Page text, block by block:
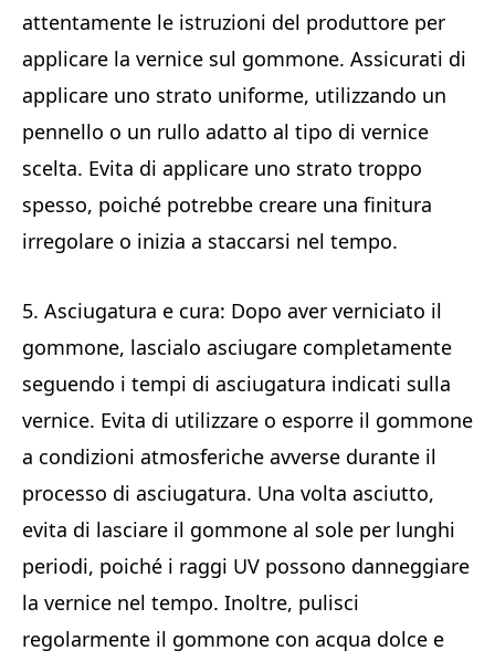
attentamente le istruzioni del produttore per
applicare la vernice sul gommone. Assicurati di
applicare uno strato uniforme, utilizzando un
pennello o un rullo adatto al tipo di vernice
scelta. Evita di applicare uno strato troppo
spesso, poiché potrebbe creare una finitura
irregolare o inizia a staccarsi nel tempo.
5. Asciugatura e cura: Dopo aver verniciato il
gommone, lascialo asciugare completamente
seguendo i tempi di asciugatura indicati sulla
vernice. Evita di utilizzare o esporre il gommone
a condizioni atmosferiche avverse durante il
processo di asciugatura. Una volta asciutto,
evita di lasciare il gommone al sole per lunghi
periodi, poiché i raggi UV possono danneggiare
la vernice nel tempo. Inoltre, pulisci
regolarmente il gommone con acqua dolce e